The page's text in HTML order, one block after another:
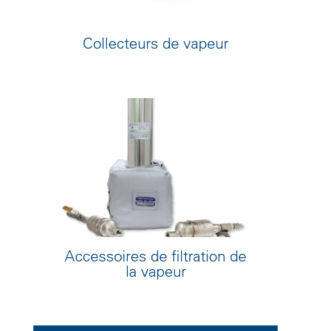
Collecteurs de vapeur
Accessoires de filtration de
la vapeur